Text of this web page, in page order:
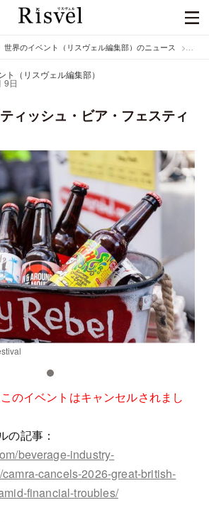
世界のイベント（リスヴェル編集部）のニュース
ト（リスヴェル編集部）
9日
ィッシュ・ビア・フェスティ
のイベントはキャンセルされまし
の記事：
beverage-industry-
cancels-2026-great-british-
financial-troubles/